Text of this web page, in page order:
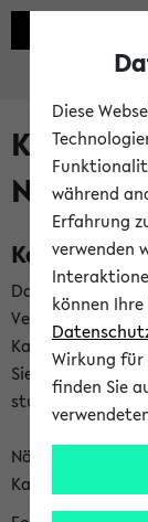
Das eKVV bietet
Sie einen
Näheres zu
Diese
während
Erfahrung
verwenden
können
Wirkung
finden Sie